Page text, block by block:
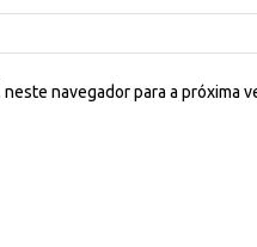
navegador para a próxima